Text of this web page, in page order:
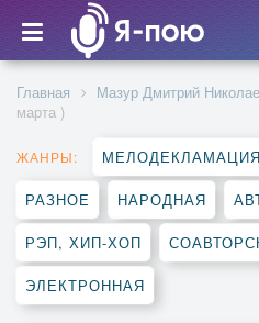
Главная Мазур Дмитрий
марта )
ЖАНРЫ: МЕЛОДЕКЛАМАЦИЯ
РАЗНОЕ НАРОДНАЯ
РЭП, ХИП-ХОП
ЭЛЕКТРОННАЯ